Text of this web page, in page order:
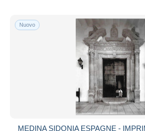
Nuovo
MEDINA SIDONIA ESPAGNE -